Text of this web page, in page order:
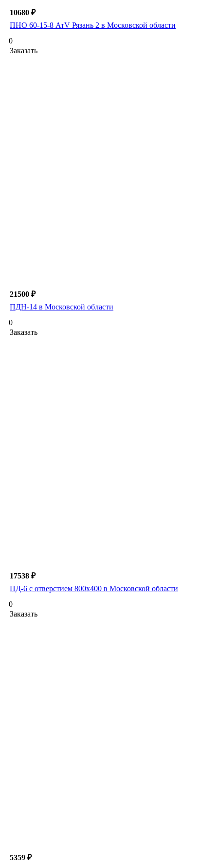
10680 ₽
ПНО 60-15-8 АтV Рязань 2 в Московской области
0
Заказать
21500 ₽
ПДН-14 в Московской области
0
Заказать
17538 ₽
ПД-6 с отверстием 800х400 в Московской области
0
Заказать
5359 ₽